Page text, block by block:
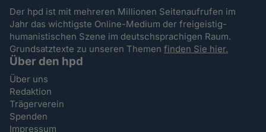
Der hpd ist mit mehreren Millionen Seitenaufrufen im
Jahr das wichtigste Online-Medium der freigeistig-
humanistischen Szene im deutschsprachigen Raum.
Grundsatztexte zu unseren Themenfinden Sie hier.
Über den hpd
Über uns
Redaktion
Trägerverein
Spenden
Impressum